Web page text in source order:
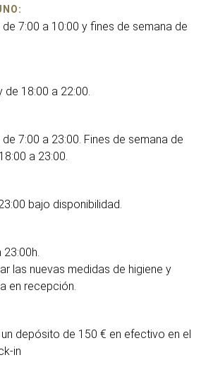
de 7:00 a 10:00 y fines de semana de
de 18:00 a 22:00.
7:00 a 23:00. Fines de semana de
a 23:00.
bajo disponibilidad.
las nuevas medidas de higiene y
en recepción.
depósito de 150 € en efectivo en el
in